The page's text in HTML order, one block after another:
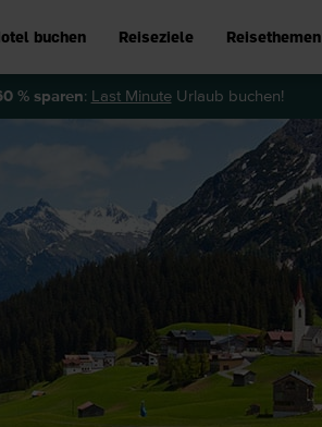
buchen Reiseziele Reisethemen
% sparen: Last MinuteUrlaub buchen!